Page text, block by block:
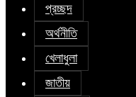
প্রচ্ছদ
অর্থনীতি
খেলাধুলা
জাতীয়